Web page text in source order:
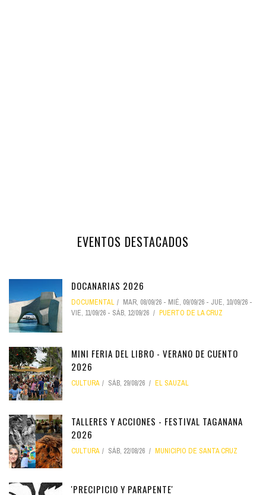
EVENTOS DESTACADOS
DOCANARIAS 2026
DOCUMENTAL MAR, 08/09/26 - MIÉ, 09/09/26 - JUE, 10/09/26 -
VIE, 11/09/26 - SÁB, 12/09/26 PUERTO DE LA CRUZ
MINI FERIA DEL LIBRO - VERANO DE CUENTO
2026
CULTURA SÁB, 29/08/26 EL SAUZAL
TALLERES Y ACCIONES - FESTIVAL TAGANANA
2026
CULTURA SÁB, 22/08/26 MUNICIPIO DE SANTA CRUZ
'PRECIPICIO Y PARAPENTE'